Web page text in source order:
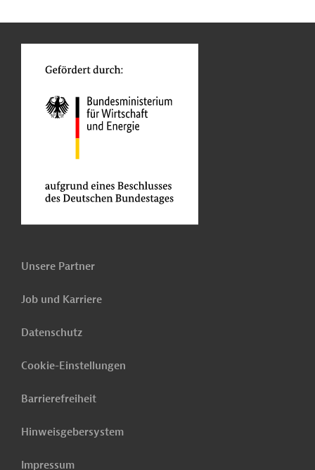
Unsere Partner
Job und Karriere
Datenschutz
Cookie-Einstellungen
Barrierefreiheit
Hinweisgebersystem
Impressum